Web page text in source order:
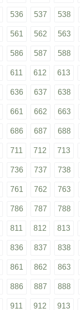
536 537 538
561 562 563
586 587 588
611 612 613
636 637 638
661 662 663
686 687 688
711 712 713
736 737 738
761 762 763
786 787 788
811 812 813
836 837 838
861 862 863
886 887 888
911 912 913